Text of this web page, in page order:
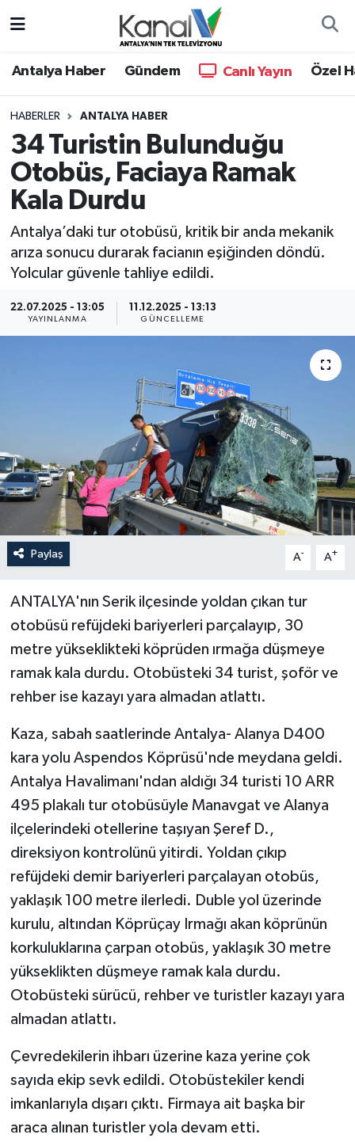
Antalya Haber Gündem Canlı Yayın Özel
HABERLER ANTALYA HABER
34 Turistin Bulunduğu
Otobüs, Faciaya Ramak
Kala Durdu
Antalya’daki tur otobüsü, kritik bir anda mekanik
arıza sonucu durarak facianın eşiğinden döndü.
Yolcular güvenle tahliye edildi.
22.07.2025 - 13:05
YAYINLANMA
11.12.2025 - 13:13
GÜNCELLEME
Paylaş A- A+
ANTALYA'nın Serik ilçesinde yoldan çıkan tur
otobüsü refüjdeki bariyerleri parçalayıp, 30
metre yükseklikteki köprüden ırmağa düşmeye
ramak kala durdu. Otobüsteki 34 turist, şoför ve
rehber ise kazayı yara almadan atlattı.
Kaza, sabah saatlerinde Antalya- Alanya D400
kara yolu Aspendos Köprüsü'nde meydana geldi.
Antalya Havalimanı'ndan aldığı 34 turisti 10 ARR
495 plakalı tur otobüsüyle Manavgat ve Alanya
ilçelerindeki otellerine taşıyan Şeref D.,
direksiyon kontrolünü yitirdi. Yoldan çıkıp
refüjdeki demir bariyerleri parçalayan otobüs,
yaklaşık 100 metre ilerledi. Duble yol üzerinde
kurulu, altından Köprüçay Irmağı akan köprünün
korkuluklarına çarpan otobüs, yaklaşık 30 metre
yükseklikten düşmeye ramak kala durdu.
Otobüsteki sürücü, rehber ve turistler kazayı yara
almadan atlattı.
Çevredekilerin ihbarı üzerine kaza yerine çok
sayıda ekip sevk edildi. Otobüstekiler kendi
imkanlarıyla dışarı çıktı. Firmaya ait başka bir
araca alınan turistler yola devam etti.
Antalya Haber
Dünya
Eğitim
Gündem
Günün Manşetleri
KANALV Spor
Kültür Sanat
Magazin
Öğle Bülteni
Siyaset
Sosyal medya
Spor
Televizyon
Turizm
Yaşam
Hava Durumu
Trafik Durumu
Süper Lig Puan Durumu ve Fikstür
Son Dakika Haberleri
Haber Arşivi